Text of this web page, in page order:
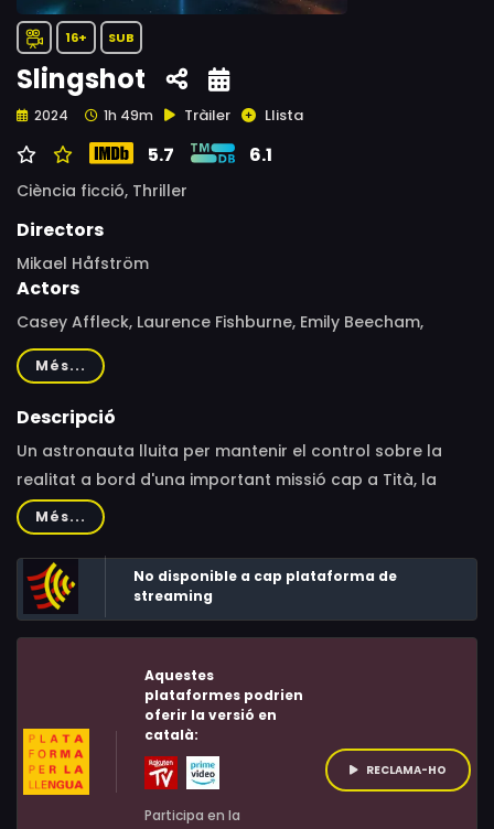
16+ SUB
Slingshot
2024 1h 49m Tràiler Llista
5.7 6.1
Ciència ficció, Thriller
Directors
Mikael Håfström
Actors
Casey Affleck, Laurence Fishburne, Emily Beecham,
Tomer Capone, David Morrissey, Charlotta Lövgren, Mark
Ebulue, Nikolett Barabas, Harry Szovik
Més...
Descripció
Un astronauta lluita per mantenir el control sobre la
realitat a bord d'una important missió cap a Tità, la
lluna de Saturn. En l'àmbit profund de l'univers, una
tripulació de tres homes avança cap a la vora del
nostre sistema solar, una missió que és l'única
esperança de la humanitat per resoldre una terrible crisi
energètica.
Més...
No disponible a cap plataforma de
streaming
Aquestes
plataformes podrien
oferir la versió en
català:
Participa en la
RECLAMA-HO